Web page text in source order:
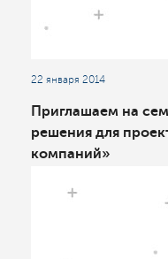
22 января 2014
Приглашаем на
решения для
компаний»